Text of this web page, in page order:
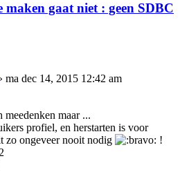
maken gaat niet : geen SDBC
ma dec 14, 2015 12:42 am
maar ...
profiel, en herstarten is voor
zo ongeveer nooit nodig
!